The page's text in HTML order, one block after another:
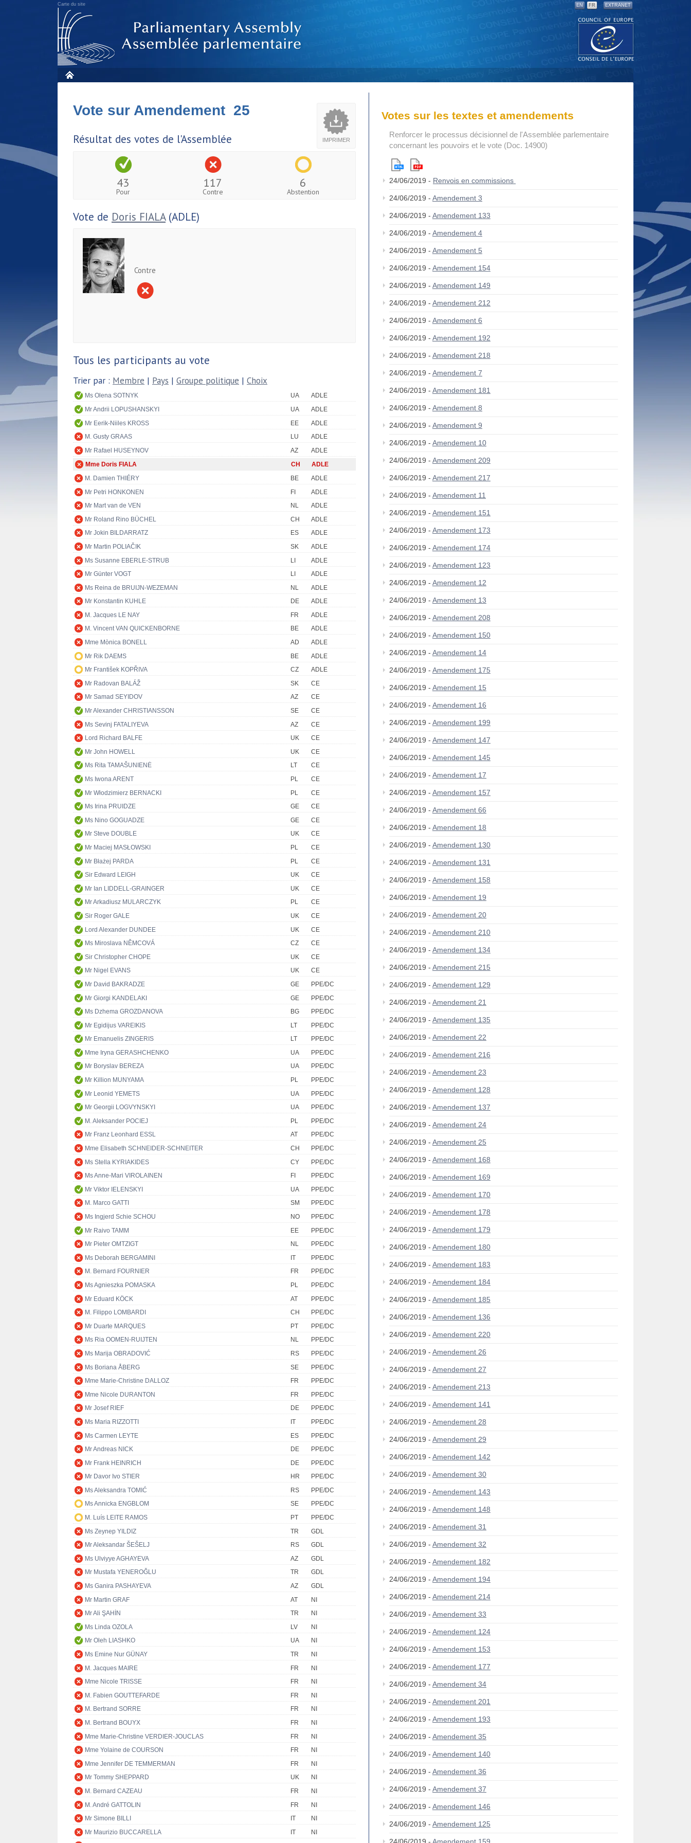
Carte du site EN FR EXTRANET
IMPRIMER
Vote sur Amendement 25
Résultat des votes de l'Assemblée
43
Pour
117
Contre
6
Abstention
Vote de Doris FIALA(ADLE)
Contre
Tous les participants au vote
Trier par : Membre | Pays | Groupe politique | Choix
Ms Olena SOTNYK UA
ADLE
Mr Andrii LOPUSHANSKYI
UA
ADLE
Mr Eerik-Niiles KROSS
EE
ADLE
M. Gusty GRAAS
LU
ADLE
Mr Rafael HUSEYNOV
AZ
ADLE
Mme Doris FIALA
CH
ADLE
M. Damien THIÉRY
BE
ADLE
Mr Petri HONKONEN
FI
ADLE
Mr Mart van de VEN
NL
ADLE
Mr Roland Rino BÜCHEL
CH
ADLE
Mr Jokin BILDARRATZ
ES
ADLE
Mr Martin POLIAČIK
SK
ADLE
Ms Susanne EBERLE-STRUB
LI
ADLE
Mr Günter VOGT
LI
ADLE
Ms Reina de BRUIJN-WEZEMAN
NL
ADLE
Mr Konstantin KUHLE
DE
ADLE
M. Jacques LE NAY
FR
ADLE
M. Vincent VAN QUICKENBORNE
BE
ADLE
Mme Mònica BONELL
AD
ADLE
Mr Rik DAEMS
BE
ADLE
Mr František KOPŘIVA
CZ
ADLE
Mr Radovan BALÁŽ
SK
CE
Mr Samad SEYIDOV
AZ
CE
Mr Alexander CHRISTIANSSON
SE
CE
Ms Sevinj FATALIYEVA
AZ
CE
Lord Richard BALFE
UK
CE
Mr John HOWELL
UK
CE
Ms Rita TAMAŠUNIENĖ
LT
CE
Ms Iwona ARENT
PL
CE
Mr Włodzimierz BERNACKI
PL
CE
Ms Irina PRUIDZE
GE
CE
Ms Nino GOGUADZE
GE
CE
Mr Steve DOUBLE
UK
CE
Mr Maciej MASŁOWSKI
PL
CE
Mr Błażej PARDA
PL
CE
Sir Edward LEIGH
UK
CE
Mr Ian LIDDELL-GRAINGER
UK
CE
Mr Arkadiusz MULARCZYK
PL
CE
Sir Roger GALE
UK
CE
Lord Alexander DUNDEE
UK
CE
Ms Miroslava NĚMCOVÁ
CZ
CE
Sir Christopher CHOPE
UK
CE
Mr Nigel EVANS
UK
CE
Mr David BAKRADZE
GE
PPE/DC
Mr Giorgi KANDELAKI
GE
PPE/DC
Ms Dzhema GROZDANOVA
BG
PPE/DC
Mr Egidijus VAREIKIS
LT
PPE/DC
Mr Emanuelis ZINGERIS
LT
PPE/DC
Mme Iryna GERASHCHENKO
UA
PPE/DC
Mr Boryslav BEREZA
UA
PPE/DC
Mr Killion MUNYAMA
PL
PPE/DC
Mr Leonid YEMETS
UA
PPE/DC
Mr Georgii LOGVYNSKYI
UA
PPE/DC
M. Aleksander POCIEJ
PL
PPE/DC
Mr Franz Leonhard ESSL
AT
PPE/DC
Mme Elisabeth SCHNEIDER-SCHNEITER
CH
PPE/DC
Ms Stella KYRIAKIDES
CY
PPE/DC
Ms Anne-Mari VIROLAINEN
FI
PPE/DC
Mr Viktor IELENSKYI
UA
PPE/DC
M. Marco GATTI
SM
PPE/DC
Ms Ingjerd Schie SCHOU
NO
PPE/DC
Mr Raivo TAMM
EE
PPE/DC
Mr Pieter OMTZIGT
NL
PPE/DC
Ms Deborah BERGAMINI
IT
PPE/DC
M. Bernard FOURNIER
FR
PPE/DC
Ms Agnieszka POMASKA
PL
PPE/DC
Mr Eduard KÖCK
AT
PPE/DC
M. Filippo LOMBARDI
CH
PPE/DC
Mr Duarte MARQUES
PT
PPE/DC
Ms Ria OOMEN-RUIJTEN
NL
PPE/DC
Ms Marija OBRADOVIĆ
RS
PPE/DC
Ms Boriana ÅBERG
SE
PPE/DC
Mme Marie-Christine DALLOZ
FR
PPE/DC
Mme Nicole DURANTON
FR
PPE/DC
Mr Josef RIEF
DE
PPE/DC
Ms Maria RIZZOTTI
IT
PPE/DC
Ms Carmen LEYTE
ES
PPE/DC
Mr Andreas NICK
DE
PPE/DC
Mr Frank HEINRICH
DE
PPE/DC
Mr Davor Ivo STIER
HR
PPE/DC
Ms Aleksandra TOMIĆ
RS
PPE/DC
Ms Annicka ENGBLOM
SE
PPE/DC
M. Luís LEITE RAMOS
PT
PPE/DC
Ms Zeynep YILDIZ
TR
GDL
Mr Aleksandar ŠEŠELJ
RS
GDL
Ms Ulviyye AGHAYEVA
AZ
GDL
Mr Mustafa YENEROĞLU
TR
GDL
Ms Ganira PASHAYEVA
AZ
GDL
Mr Martin GRAF
AT
NI
Mr Ali ŞAHİN
TR
NI
Ms Linda OZOLA
LV
NI
Mr Oleh LIASHKO
UA
NI
Ms Emine Nur GÜNAY
TR
NI
M. Jacques MAIRE
FR
NI
Mme Nicole TRISSE
FR
NI
M. Fabien GOUTTEFARDE
FR
NI
M. Bertrand SORRE
FR
NI
M. Bertrand BOUYX
FR
NI
Mme Marie-Christine VERDIER-JOUCLAS
FR
NI
Mme Yolaine de COURSON
FR
NI
Mme Jennifer DE TEMMERMAN
FR
NI
Mr Tommy SHEPPARD
UK
NI
M. Bernard CAZEAU
FR
NI
M. André GATTOLIN
FR
NI
Mr Simone BILLI
IT
NI
Mr Maurizio BUCCARELLA
IT
NI
Votes sur les textes et amendements
Renforcer le processus décisionnel de l'Assemblée parlementaire
concernant les pouvoirs et le vote (Doc. 14900)
24/06/2019 - Renvois en commissions
24/06/2019 - Amendement 3
24/06/2019 - Amendement 133
24/06/2019 - Amendement 4
24/06/2019 - Amendement 5
24/06/2019 - Amendement 154
24/06/2019 - Amendement 149
24/06/2019 - Amendement 212
24/06/2019 - Amendement 6
24/06/2019 - Amendement 192
24/06/2019 - Amendement 218
24/06/2019 - Amendement 7
24/06/2019 - Amendement 181
24/06/2019 - Amendement 8
24/06/2019 - Amendement 9
24/06/2019 - Amendement 10
24/06/2019 - Amendement 209
24/06/2019 - Amendement 217
24/06/2019 - Amendement 11
24/06/2019 - Amendement 151
24/06/2019 - Amendement 173
24/06/2019 - Amendement 174
24/06/2019 - Amendement 123
24/06/2019 - Amendement 12
24/06/2019 - Amendement 13
24/06/2019 - Amendement 208
24/06/2019 - Amendement 150
24/06/2019 - Amendement 14
24/06/2019 - Amendement 175
24/06/2019 - Amendement 15
24/06/2019 - Amendement 16
24/06/2019 - Amendement 199
24/06/2019 - Amendement 147
24/06/2019 - Amendement 145
24/06/2019 - Amendement 17
24/06/2019 - Amendement 157
24/06/2019 - Amendement 66
24/06/2019 - Amendement 18
24/06/2019 - Amendement 130
24/06/2019 - Amendement 131
24/06/2019 - Amendement 158
24/06/2019 - Amendement 19
24/06/2019 - Amendement 20
24/06/2019 - Amendement 210
24/06/2019 - Amendement 134
24/06/2019 - Amendement 215
24/06/2019 - Amendement 129
24/06/2019 - Amendement 21
24/06/2019 - Amendement 135
24/06/2019 - Amendement 22
24/06/2019 - Amendement 216
24/06/2019 - Amendement 23
24/06/2019 - Amendement 128
24/06/2019 - Amendement 137
24/06/2019 - Amendement 24
24/06/2019 - Amendement 25
24/06/2019 - Amendement 168
24/06/2019 - Amendement 169
24/06/2019 - Amendement 170
24/06/2019 - Amendement 178
24/06/2019 - Amendement 179
24/06/2019 - Amendement 180
24/06/2019 - Amendement 183
24/06/2019 - Amendement 184
24/06/2019 - Amendement 185
24/06/2019 - Amendement 136
24/06/2019 - Amendement 220
24/06/2019 - Amendement 26
24/06/2019 - Amendement 27
24/06/2019 - Amendement 213
24/06/2019 - Amendement 141
24/06/2019 - Amendement 28
24/06/2019 - Amendement 29
24/06/2019 - Amendement 142
24/06/2019 - Amendement 30
24/06/2019 - Amendement 143
24/06/2019 - Amendement 148
24/06/2019 - Amendement 31
24/06/2019 - Amendement 32
24/06/2019 - Amendement 182
24/06/2019 - Amendement 194
24/06/2019 - Amendement 214
24/06/2019 - Amendement 33
24/06/2019 - Amendement 124
24/06/2019 - Amendement 153
24/06/2019 - Amendement 177
24/06/2019 - Amendement 34
24/06/2019 - Amendement 201
24/06/2019 - Amendement 193
24/06/2019 - Amendement 35
24/06/2019 - Amendement 140
24/06/2019 - Amendement 36
24/06/2019 - Amendement 37
24/06/2019 - Amendement 146
24/06/2019 - Amendement 125